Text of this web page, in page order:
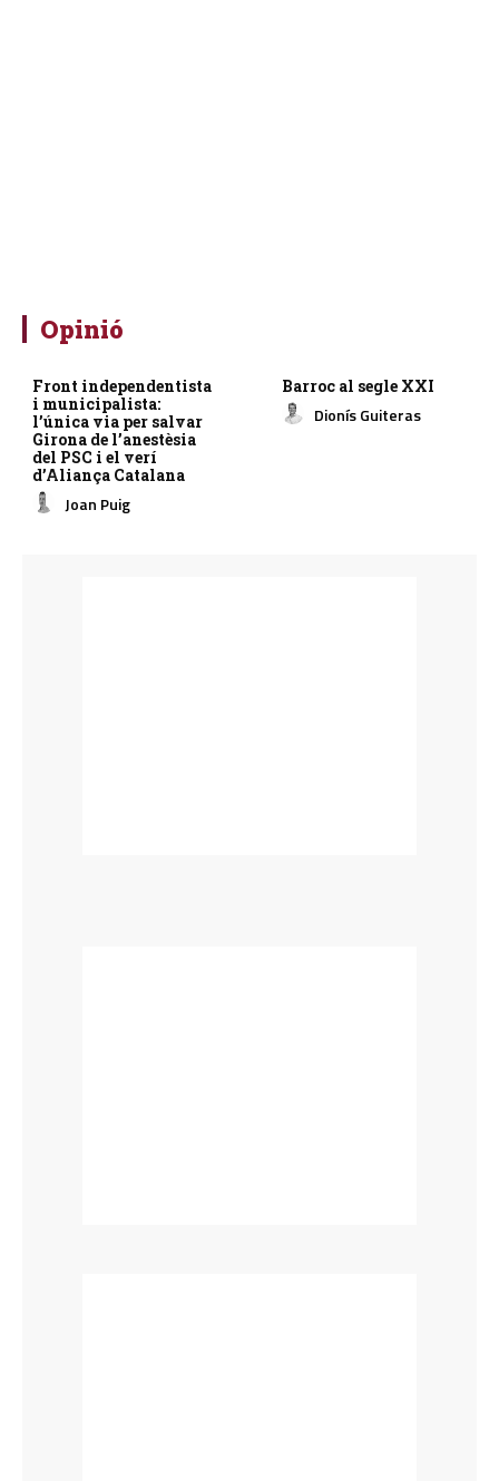
Opinió
Front independentista
i municipalista:
l’única via per salvar
Girona de l’anestèsia
del PSC i el verí
d’Aliança Catalana
Joan Puig
Barroc al segle XXI
Dionís Guiteras